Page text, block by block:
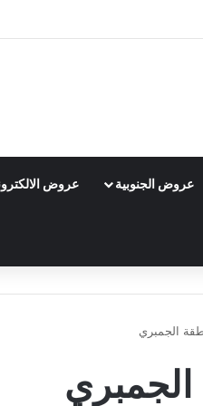
عروض الجنوبية عروض
الجمبري